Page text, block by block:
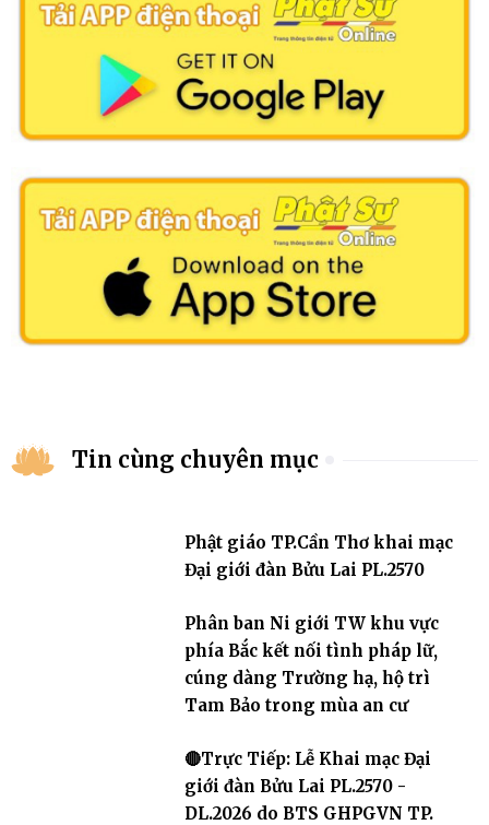
Tin cùng chuyên mục
Phật giáo TP.Cần Thơ khai mạc
Đại giới đàn Bửu Lai PL.2570
Phân ban Ni giới TW khu vực
phía Bắc kết nối tình pháp lữ,
cúng dàng Trường hạ, hộ trì
Tam Bảo trong mùa an cư
🔴Trực Tiếp: Lễ Khai mạc Đại
giới đàn Bửu Lai PL.2570 -
DL.2026 do BTS GHPGVN TP.